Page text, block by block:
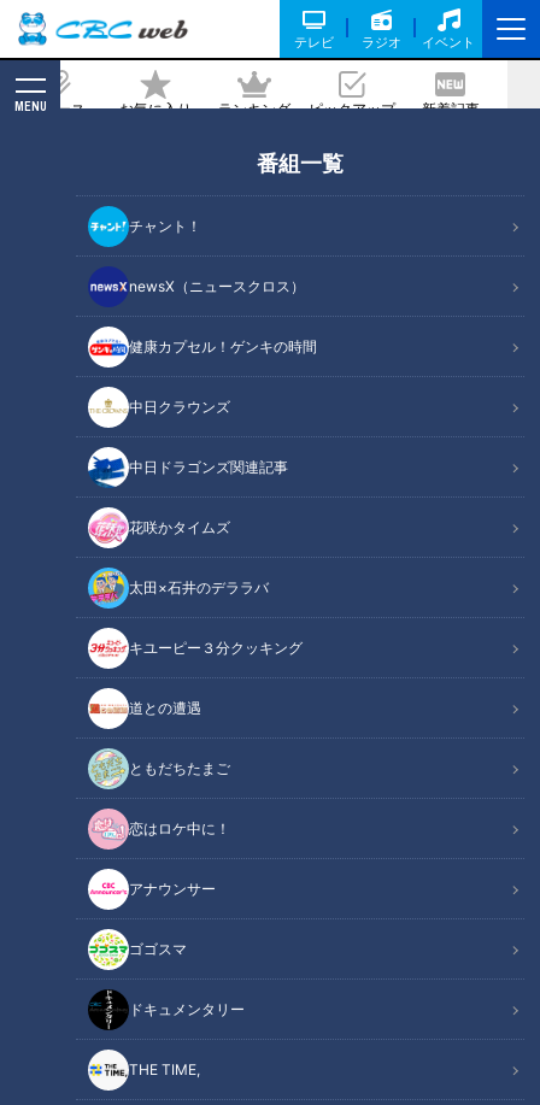
テレビ ラジオ イベント
ニュース お気に入り ランキング ピックアップ 新着記事
MENU
番組一覧
チャント！
newsX（ニュースクロス）
健康カプセル！ゲンキの時間
中日クラウンズ
中日ドラゴンズ関連記事
花咲かタイムズ
太田×石井のデララバ
キユーピー３分クッキング
道との遭遇
ともだちたまご
恋はロケ中に！
アナウンサー
ゴゴスマ
ドキュメンタリー
THE TIME,
ち‥２人の夢は「日本でファッションモ
デルに！」
記事に戻る
ウクライナから避難した13歳の少女たち‥２人の夢は「日本でファッシ
ョンモデルに！」
この記事の画像
記事に戻る
この記事を見たあなたへのおすすめ